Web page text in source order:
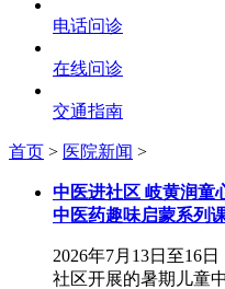
电话问诊
在线问诊
交通指南
首页 > 医院新闻 >
中医进社区 岐黄润
中医药趣味启蒙系列
2026年7月13日至16
社区开展的暑期儿童